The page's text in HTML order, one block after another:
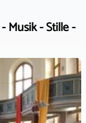
Musik - Stille -